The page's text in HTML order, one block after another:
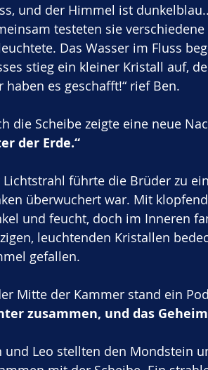
und der Himmel ist
testeten sie
Das Wasser im Fluss
stieg ein kleiner Kristall auf,
haben es geschafft!“ rief Ben.
die Scheibe zeigte eine neue
der Erde.“
Lichtstrahl führte die Brüder zu
überwuchert war. Mit
und feucht, doch im Inneren
leuchtenden Kristallen
gefallen.
Mitte der Kammer stand ein
zusammen, und das
und Leo stellten den Mondstein